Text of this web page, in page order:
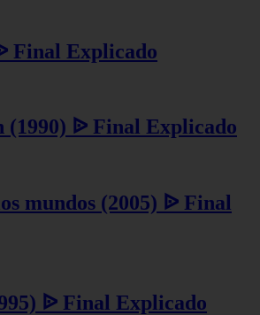
Final Explicado
(1990) ᐉ Final Explicado
mundos (2005) ᐉ Final
ᐉ Final Explicado